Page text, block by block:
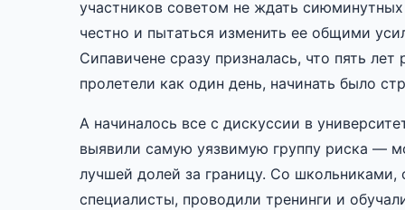
участников советом не ждать
честно и пытаться изменить ее общими
Сипавичене сразу призналась, что пять
пролетели как один день, начинать было
А начиналось все с дискуссии в
выявили самую уязвимую группу риска —
лучшей долей за границу. Со школьниками,
специалисты, проводили тренинги и